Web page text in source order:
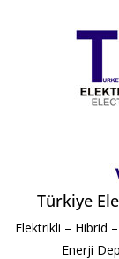
Türkiye
Elektrikli – Hibrid
Enerji